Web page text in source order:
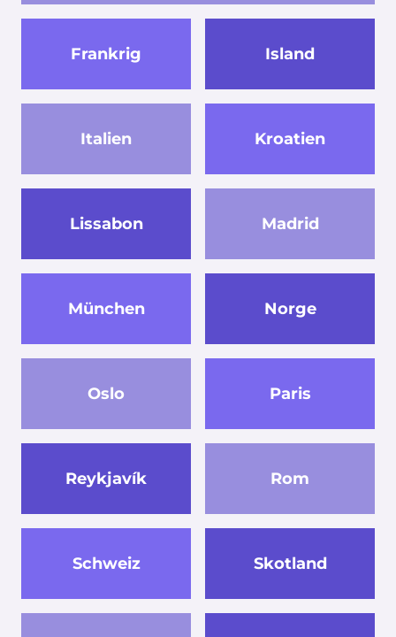
Frankrig Island
Italien Kroatien
Lissabon Madrid
München Norge
Oslo Paris
Reykjavík Rom
Schweiz Skotland